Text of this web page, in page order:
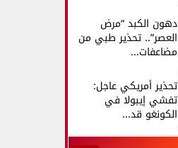
دهون الكبد “مرض
العصر”.. تحذير طبي من
مضاعفات...
تحذير أمريكي عاجل:
تفشي إيبولا في
الكونغو قد...